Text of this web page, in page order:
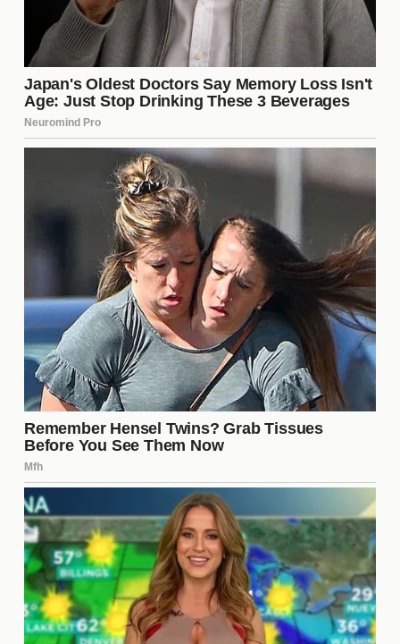
intensa, con múltiples **reportajes** y artículos que
analizan cada detalle de la situación. Los tabloides
han explotado la historia, ofreciendo diferentes
versiones y especulaciones sobre lo que realmente
está sucediendo dentro de la familia Delon. Esta
atención ha generado un ciclo de **notoriedad**
que podría complicar aún más las relaciones
Posibles resoluciones y futuro
En medio de este tumulto, muchos se preguntan si
habrá una **resolución** para la familia Delon.
Algunos expertos en relaciones familiares sugieren
que el diálogo abierto y la **mediación** podrían
ser claves para sanar las heridas. Sin embargo, el
tiempo dirá si Alain Delon y sus hijos pueden
encontrar un camino hacia la reconciliación,
dejando atrás el escándalo que ha marcado sus
vidas.
La relación entre Alain Delon y
sus hijos
La relación de Alain Delon con sus hijos ha sido
históricamente compleja. Desde su infancia, han
enfrentado el desafío de crecer en un ambiente